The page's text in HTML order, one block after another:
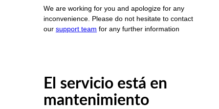
We are working for you and apologize for any
inconvenience. Please do not hesitate to contact
our support team for any further information
El servicio está en
mantenimiento